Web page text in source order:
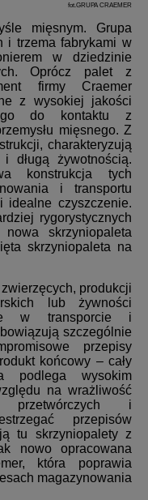
fot.GRUPA CRAEMER
mięsnym. Grupa
i trzema fabrykami w
w dziedzinie
Oprócz palet z
firmy Craemer
z wysokiej jakości
do kontaktu z
mięsnego. Z
charakteryzują
długą żywotnością.
konstrukcja tych
i transportu
idealne czyszczenie.
rygorystycznych
skrzyniopaleta
skrzyniopaleta na
produkcji
lub żywności
w transporcie i
szczególnie
przepisy
końcowy – cały
podlega wysokim
na wrażliwość
i
przepisów
tu skrzyniopalety z
nowo opracowana
która poprawia
magazynowania